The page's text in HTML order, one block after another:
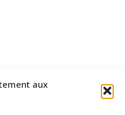
aux